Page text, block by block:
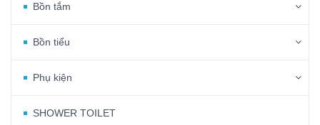
Bồn tắm
Bồn tiểu
Phụ kiện
SHOWER TOILET